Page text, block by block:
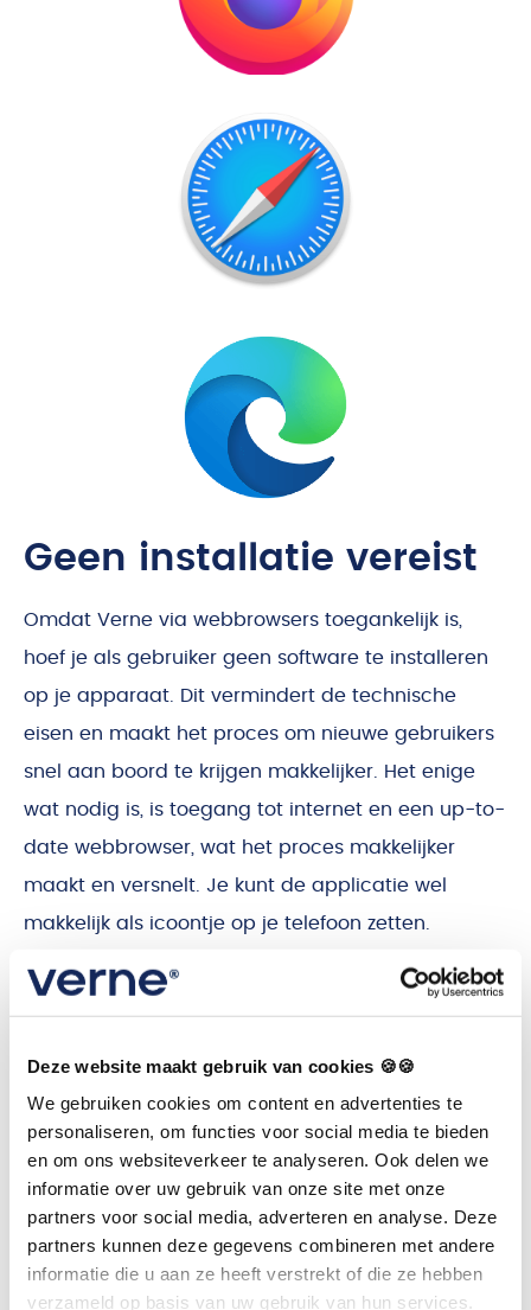
Deze website maakt gebruik van cookies 🍪🍪
We gebruiken cookies om content en advertenties te
personaliseren, om functies voor social media te bieden
en om ons websiteverkeer te analyseren. Ook delen we
informatie over uw gebruik van onze site met onze
partners voor social media, adverteren en analyse. Deze
partners kunnen deze gegevens combineren met andere
informatie die u aan ze heeft verstrekt of die ze hebben
verzameld op basis van uw gebruik van hun services.
Geen installatie vereist
Omdat Verne via webbrowsers toegankelijk is,
hoef je als gebruiker geen software te installeren
op je apparaat. Dit vermindert de technische
eisen en maakt het proces om nieuwe gebruikers
snel aan boord te krijgen makkelijker. Het enige
wat nodig is, is toegang tot internet en een up-to-
date webbrowser, wat het proces makkelijker
maakt en versnelt. Je kunt de applicatie wel
makkelijk als icoontje op je telefoon zetten.
Voordelen voor de
gezondheidszorg
Verbeterde samenwerking
De mogelijkheid om overal en altijd toegang te
krijgen tot patiëntpatiëntdossier bevordert de
samenwerking tussen jou en je patiënt. Daarnaast
kun je makkelijker overleggen met een collega. Je